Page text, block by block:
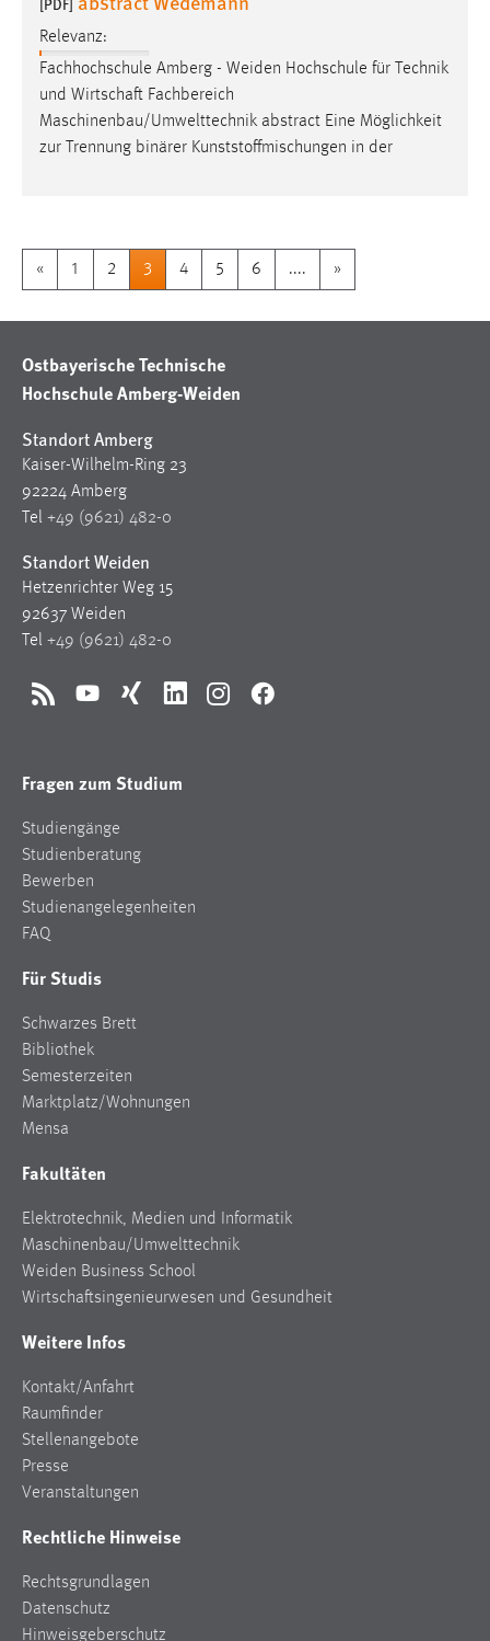
Relevanz:
Fachhochschule Amberg - Weiden Hochschule für Technik
und Wirtschaft Fachbereich
Maschinenbau/Umwelttechnik abstract Eine Möglichkeit
zur Trennung binärer Kunststoffmischungen in der
« 1 2 3 4 5 6 .... »
Ostbayerische Technische
Hochschule Amberg-Weiden
Standort Amberg
Kaiser-Wilhelm-Ring 23
92224 Amberg
Tel +49 (9621) 482-0
Standort Weiden
Hetzenrichter Weg 15
92637 Weiden
Tel +49 (9621) 482-0
RSS YouTubeXing LinkedInInstagramFacebook
Fragen zum Studium
Studiengänge
Studienberatung
Bewerben
Studienangelegenheiten
FAQ
Für Studis
Schwarzes Brett
Bibliothek
Semesterzeiten
Marktplatz/Wohnungen
Mensa
Fakultäten
Elektrotechnik, Medien und Informatik
Maschinenbau/Umwelttechnik
Weiden Business School
Wirtschaftsingenieurwesen und Gesundheit
Weitere Infos
Kontakt/Anfahrt
Raumfinder
Stellenangebote
Presse
Veranstaltungen
Rechtliche Hinweise
Rechtsgrundlagen
Datenschutz
Hinweisgeberschutz